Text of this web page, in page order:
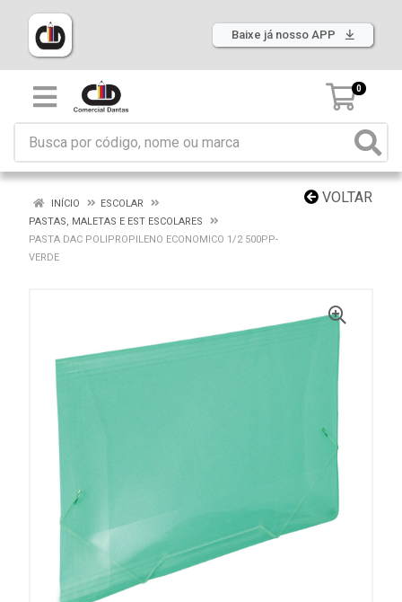
Baixe já nosso APP
0
VOLTAR
INÍCIO
ESCOLAR
PASTAS, MALETAS E EST ESCOLARES
PASTA DAC POLIPROPILENO ECONOMICO 1/2 500PP-
VERDE